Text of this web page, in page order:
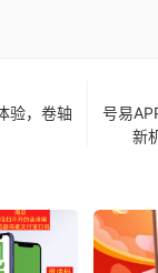
验，卷轴
号易
新